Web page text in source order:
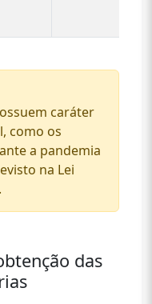
caráter
como os
a pandemia
na Lei
das